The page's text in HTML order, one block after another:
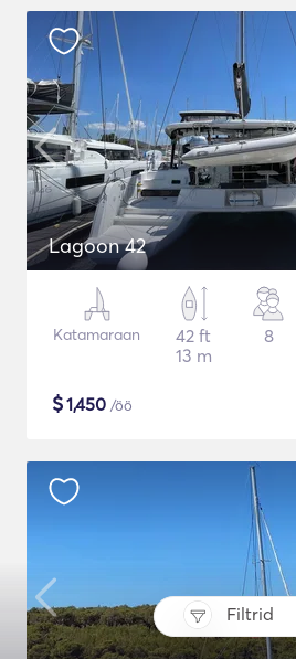
Filtrid
Lagoon 42
Katamaraan
42 ft
13 m
8
$1,450 /öö